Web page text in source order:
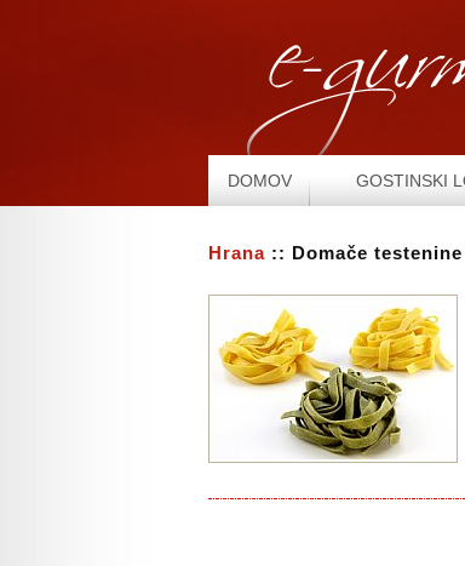
DOMOV GOSTINSKI
Hrana :: Domače